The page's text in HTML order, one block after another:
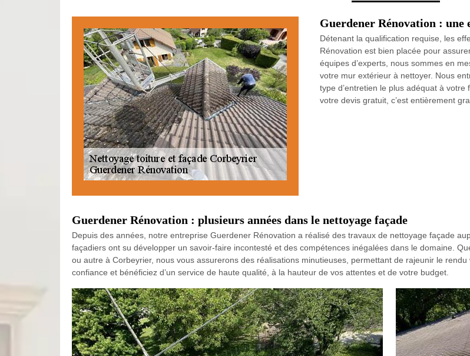
Guerdener Rénovation : une
Détenant la qualification requise, les
Rénovation est bien placée pour
équipes d’experts, nous sommes en
votre mur extérieur à nettoyer. Nous
type d’entretien le plus adéquat à
votre devis gratuit, c’est entièrement
Guerdener Rénovation : plusieurs années dans le nettoyage façade
Depuis des années, notre entreprise Guerdener Rénovation a réalisé des travaux de nettoyage façade
façadiers ont su développer un savoir-faire incontesté et des compétences inégalées dans le domaine.
ou autre à Corbeyrier, nous vous assurerons des réalisations minutieuses, permettant de rajeunir le
confiance et bénéficiez d’un service de haute qualité, à la hauteur de vos attentes et de votre budget.